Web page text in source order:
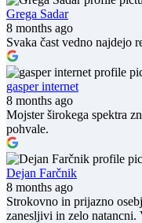
Grega Sadar
8 months ago
Svaka čast vedno najdejo
gasper internet
8 months ago
Mojster širokega spektra
pohvale.
Dejan Farčnik
8 months ago
Strokovno in prijazno
zanesljivi in zelo natancni.